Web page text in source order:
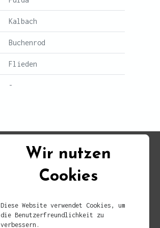
Kalbach
Buchenrod
Flieden
-
Wir nutzen
Cookies
Diese Website verwendet Cookies, um
die Benutzerfreundlichkeit zu
verbessern.